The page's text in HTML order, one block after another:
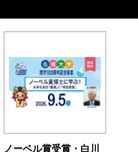
ノーベル賞受賞・白川